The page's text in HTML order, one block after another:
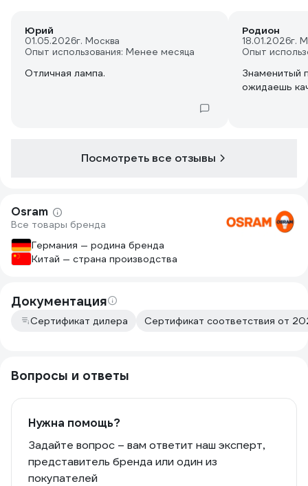
Юрий
01.05.2026г. Москва
Опыт использования: Менее месяца
Отличная лампа.
Родион
18.01.2026г.
Опыт
Знаменитый
ожидаешь
Посмотреть все отзывы
Osram
Все товары бренда
Германия — родина бренда
Китай — страна производства
Документация
Сертификат дилера Сертификат соответствия от
Вопросы и ответы
Нужна помощь?
Задайте вопрос – вам ответит наш эксперт,
представитель бренда или один из
покупателей